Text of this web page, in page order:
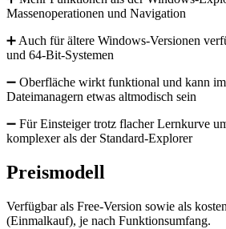
Massenoperationen und Navigation
➕ Auch für ältere Windows-Versionen
und 64-Bit-Systemen
➖ Oberfläche wirkt funktional und kann
Dateimanagern etwas altmodisch sein
➖ Für Einsteiger trotz flacher Lernkurve
komplexer als der Standard-Explorer
Preismodell
Verfügbar als Free-Version sowie als
(Einmalkauf), je nach Funktionsumfang.